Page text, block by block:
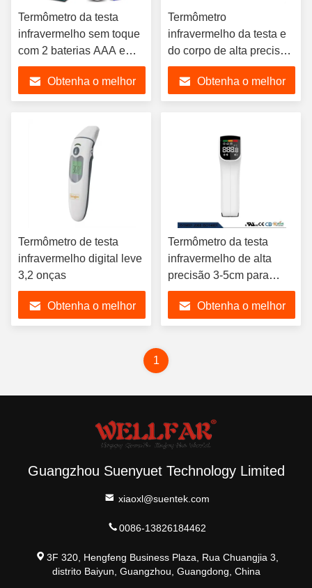
Termômetro da testa
infravermelho sem toque
com 2 baterias AAA e
alarme de febre
Obtenha o melhor
Termômetro
infravermelho da testa e
do corpo de alta precisão
com desligamento
automático de 15s
Obtenha o melhor
Termômetro de testa
infravermelho digital leve
3,2 onças
Obtenha o melhor
Termômetro da testa
infravermelho de alta
precisão 3-5cm para
leitura rápida de
temperatura
Obtenha o melhor
1
Guangzhou Suenyuet Technology Limited
xiaoxl@suentek.com
0086-13826184462
3F 320, Hengfeng Business Plaza, Rua Chuangjia 3,
distrito Baiyun, Guangzhou, Guangdong, China